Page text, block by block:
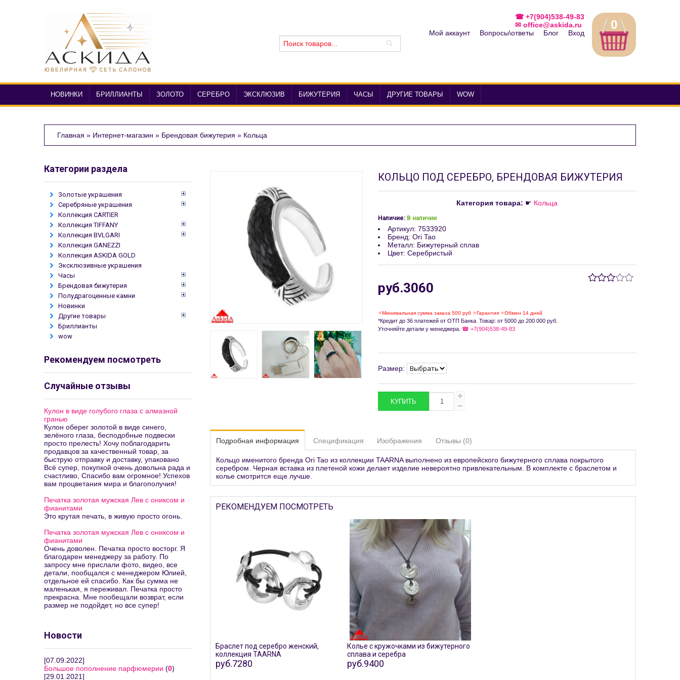
0
☎ +7(904)538-49-83
✉ office@askida.ru
Мой аккаунт
Вопросы\ответы Блог Вход
НОВИНКИ БРИЛЛИАНТЫ ЗОЛОТО СЕРЕБРО ЭКСКЛЮЗИВ БИЖУТЕРИЯ ЧАСЫ ДРУГИЕ ТОВАРЫ WOW
Главная » Интернет-магазин » Брендовая бижутерия » Кольца
КОЛЬЦО ПОД СЕРЕБРО, БРЕНДОВАЯ БИЖУТЕРИЯ
Категория товара: ☛ Кольца
Наличие: В наличии
Артикул: 7533920
Бренд: Ori Tao
Металл: Бижутерный сплав
Цвет: Серебристый
руб.3060
✧Минимальная сумма заказа 500 руб ✧Гарантия ✧Обмен 14 дней
*Кредит до 36 платежей от ОТП Банка. Товар: от 5000 до 200 000 руб.
Уточняйте детали у менеджера. ☎ +7(904)538-49-83
Размер:
Подробная информация
Кольцо именитого бренда Ori Tao из коллекции TAARNA выполнено из европейского бижутерного сплава покрытого
серебром. Черная вставка из плетеной кожи делает изделие невероятно привлекательным. В комплекте с браслетом и
колье смотрится еще лучше.
Спецификация Изображения Отзывы (0)
РЕКОМЕНДУЕМ ПОСМОТРЕТЬ
Браслет под серебро женский,
коллекция TAARNA
руб.7280
Колье с кружочками из бижутерного
сплава и серебра
руб.9400
Категории раздела
Золотые украшения
Серебряные украшения
Коллекция CARTIER
Коллекция TIFFANY
Коллекция BVLGARI
Коллекция GANEZZI
Коллекция ASKIDA GOLD
Эксклюзивные украшения
Часы
Брендовая бижутерия
Полудрагоценные камни
Новинки
Другие товары
Бриллианты
wow
Рекомендуем посмотреть
Случайные отзывы
Кулон в виде голубого глаза с алмазной
гранью
Кулон оберег золотой в виде синего,
зелёного глаза, бесподобные подвески
просто прелесть! Хочу поблагодарить
продавцов за качественный товар, за
быструю отправку и доставку, упаковано
Всё супер, покупкой очень довольна рада и
счастливо, Спасибо вам огромное! Успехов
вам процветания мира и благополучия!
Печатка золотая мужская Лев с ониксом и
фианитами
Это крутая печать, в живую просто огонь.
Печатка золотая мужская Лев с ониксом и
фианитами
Очень доволен. Печатка просто восторг. Я
благодарен менеджеру за работу. По
запросу мне прислали фото, видео, все
детали, пообщался с менеджером Юлией,
отдельное ей спасибо. Как бы сумма не
маленькая, я переживал. Печатка просто
прекрасна. Мне пообещали возврат, если
размер не подойдет, но все супер!
Новости
[07.09.2022]
Большое пополнение парфюмерии (0)
[29.01.2021]